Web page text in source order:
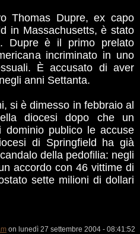
Thomas Dupre, ex capo
in Massachusetts, è stato
Dupre è il primo prelato
incriminato in uno
È accusato di aver
anni Settanta.
si è dimesso in febbraio al
diocesi dopo che un
dominio publico le accuse
di Springfield ha già
della pedofilia: negli
accordo con 46 vittime di
sette milioni di dollari
on lunedì 27 settembre 2004 - 08:41:52